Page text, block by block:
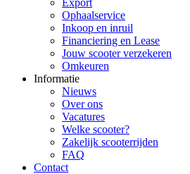
Export
Ophaalservice
Inkoop en inruil
Financiering en Lease
Jouw scooter verzekeren
Omkeuren
Informatie
Nieuws
Over ons
Vacatures
Welke scooter?
Zakelijk scooterrijden
FAQ
Contact